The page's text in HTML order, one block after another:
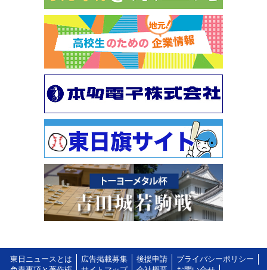
東日ニュースとは 広告掲載募集 後援申請
プライバシーポリシー